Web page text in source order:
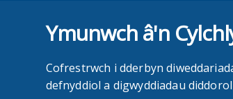
Ymunwch â'n
Cofrestrwch i dderbyn
defnyddiol a digwyddiadau